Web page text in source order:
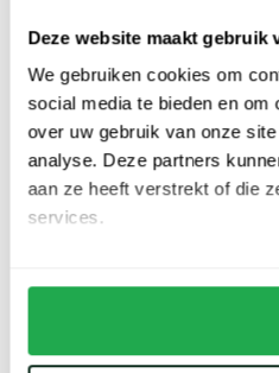
Deze website maakt gebruik
We gebruiken cookies om
social media te bieden en
over uw gebruik van onze
analyse. Deze partners
aan ze heeft verstrekt of die
services.
De exclusieve T-shirts van BOSS
in combinatie met andere
draagcomfort. Dat geldt ook voor
soms nauwelijks merkt dat u ze
En ontdek daarnaast de designer
andere trendy stijlen, die haast
komen: u vindt het bij Hugo Boss.